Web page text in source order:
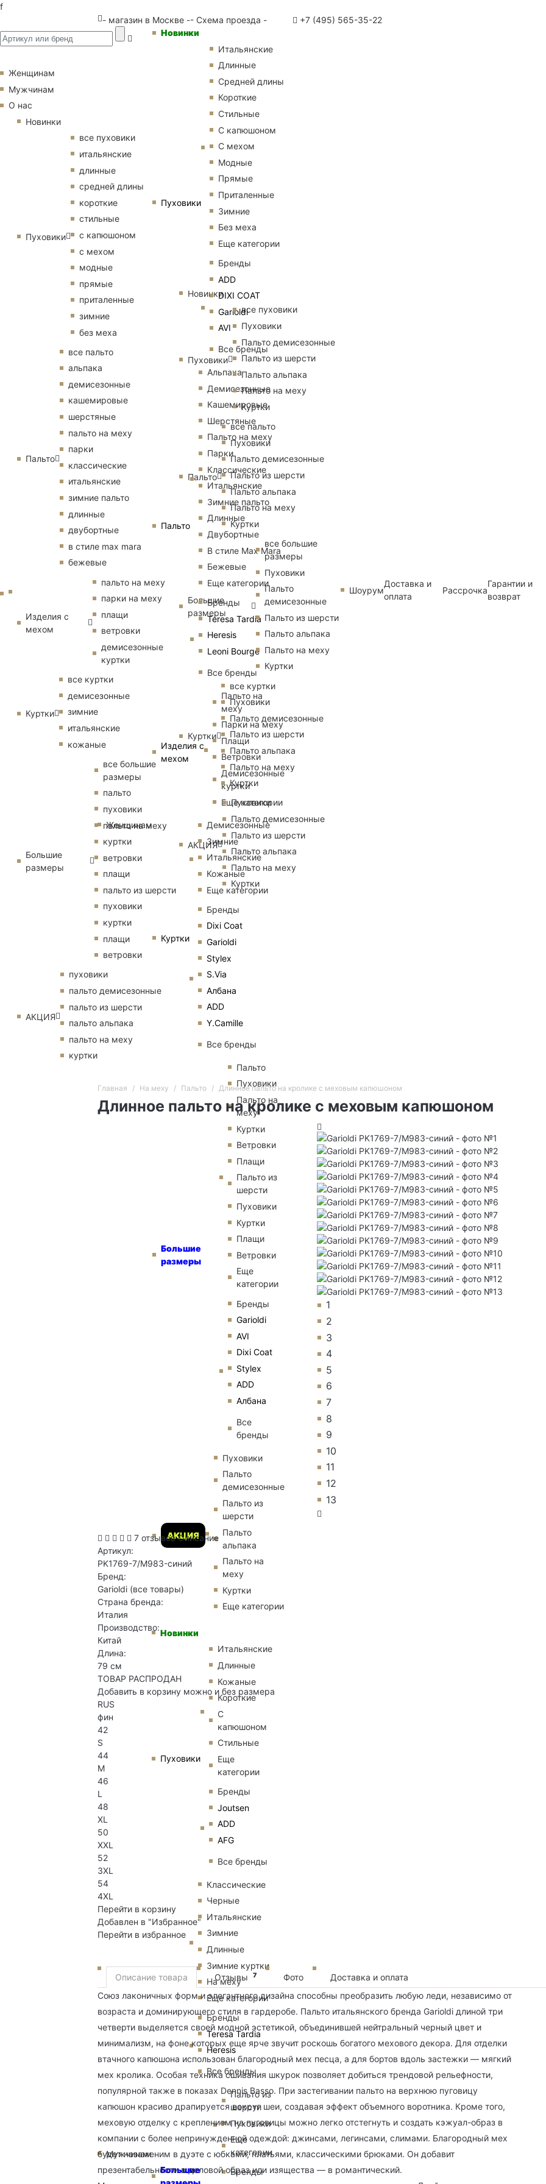
f
- магазин в Москве -- Схема проезда - +7 (495) 565-35-22
Женщинам
Новинки
Пуховики
Итальянские
Длинные
Средней длины
Короткие
Стильные
С капюшоном
С мехом
Модные
Прямые
Приталенные
Зимние
Без меха
Еще категории
Бренды
ADD
DIXI COAT
Garioldi
AVI
Все бренды
Пальто
Альпака
Демисезонные
Кашемировые
Шерстяные
Пальто на меху
Парки
Классические
Итальянские
Зимние пальто
Длинные
Двубортные
В стиле Max Mara
Бежевые
Еще категории
Бренды
Teresa Tardia
Heresis
Leoni Bourge
Все бренды
Изделия с
мехом
Пальто на
меху
Парки на меху
Плащи
Ветровки
Демисезонные
куртки
Еще категории
Куртки
Демисезонные
Зимние
Итальянские
Кожаные
Еще категории
Бренды
Dixi Coat
Garioldi
Stylex
S.Via
Албана
ADD
Y.Camille
Все бренды
Большие
размеры
Пальто
Пуховики
Пальто на
меху
Куртки
Ветровки
Плащи
Пальто из
шерсти
Пуховики
Куртки
Плащи
Ветровки
Еще
категории
Бренды
Garioldi
AVI
Dixi Coat
Stylex
ADD
Албана
Все
бренды
АКЦИЯ
Пуховики
Пальто
демисезонные
Пальто из
шерсти
Пальто
альпака
Пальто на
меху
Куртки
Еще категории
Мужчинам
Новинки
Пуховики
Итальянские
Длинные
Кожаные
Короткие
С
капюшоном
Стильные
Еще
категории
Бренды
Joutsen
ADD
AFG
Все бренды
Пальто
Классические
Черные
Итальянские
Зимние
Длинные
Зимние куртки
На меху
Еще категории
Бренды
Teresa Tardia
Heresis
Все бренды
Большие
Пальто из
шерсти
Пуховики
Еще
категории
Бренды
Женщинам
Мужчинам
О нас
Новинки
Пуховики
все пуховики
итальянские
длинные
средней длины
короткие
стильные
с капюшоном
с мехом
модные
прямые
приталенные
зимние
без меха
Пальто
все пальто
альпака
демисезонные
кашемировые
шерстяные
пальто на меху
парки
классические
итальянские
зимние пальто
длинные
двубортные
в стиле max mara
бежевые
Изделия с
мехом
пальто на меху
парки на меху
плащи
ветровки
демисезонные
куртки
Куртки
все куртки
демисезонные
зимние
итальянские
кожаные
Большие
размеры
все большие
размеры
пальто
пуховики
пальто на меху
куртки
ветровки
плащи
пальто из шерсти
пуховики
куртки
плащи
ветровки
АКЦИЯ
пуховики
пальто демисезонные
пальто из шерсти
пальто альпака
пальто на меху
куртки
Новинки
Пуховики
все пуховики
Пуховики
Пальто демисезонные
Пальто из шерсти
Пальто альпака
Пальто на меху
Куртки
Пальто
все пальто
Пуховики
Пальто демисезонные
Пальто из шерсти
Пальто альпака
Пальто на меху
Куртки
Большие
размеры
все большие
размеры
Пуховики
Пальто
демисезонные
Пальто из шерсти
Пальто альпака
Пальто на меху
Куртки
Куртки
все куртки
Пуховики
Пальто демисезонные
Пальто из шерсти
Пальто альпака
Пальто на меху
Куртки
АКЦИЯ
Пуховики
Пальто демисезонные
Пальто из шерсти
Пальто альпака
Пальто на меху
Куртки
Шоурум
Доставка и
оплата
Рассрочка
Гарантии и
возврат
Главная На меху Пальто Длинное пальто на кролике с меховым капюшоном
Длинное пальто на кролике с меховым капюшоном
1
2
3
4
5
6
7
8
9
10
11
12
13
7 отзывов Описание
Артикул:
PK1769-7/M983-синий
Бренд:
Garioldi (все товары)
Страна бренда:
Италия
Производство:
Китай
Длина:
79 см
ТОВАР РАСПРОДАН
Добавить в корзину можно и без размера
RUS
фин
42
S
44
M
46
L
48
XL
50
XXL
52
3XL
54
4XL
Перейти в корзину
Добавлен в "Избранное"
Перейти в избранное
Описание товара Отзывы 7 Фото
Доставка и оплата
Союз лаконичных форм и элегантного дизайна способны преобразить любую леди, независимо от
возраста и доминирующего стиля в гардеробе. Пальто итальянского бренда Garioldi длиной три
четверти выделяется своей модной эстетикой, объединившей нейтральный черный цвет и
минимализм, на фоне которых еще ярче звучит роскошь богатого мехового декора. Для отделки
втачного капюшона использован благородный мех песца, а для бортов вдоль застежки — мягкий
мех кролика. Особая техника сшивания шкурок позволяет добиться трендовой рельефности,
популярной также в показах Dennis Basso. При застегивании пальто на верхнюю пуговицу
капюшон красиво драпируется вокруг шеи, создавая эффект объемного воротника. Кроме того,
меховую отделку с креплением на пуговицы можно легко отстегнуть и создать кэжуал-образ в
компании с более непринужденной одеждой: джинсами, легинсами, слимами. Благородный мех
будет незаменим в дуэте с юбками, платьями, классическими брюками. Он добавит
презентабельности в деловой образ или изящества — в романтический.